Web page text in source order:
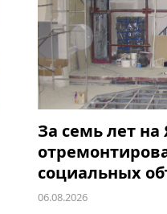
За семь лет
социальных
06.08.2026